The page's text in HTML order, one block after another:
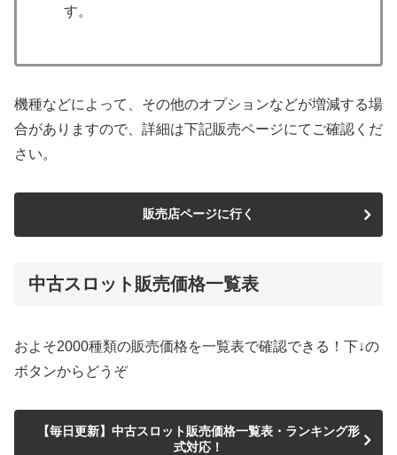
す。
機種などによって、その他のオプションなどが増減する場
合がありますので、詳細は下記販売ページにてご確認くだ
さい。
販売店ページに行く
中古スロット販売価格一覧表
およそ2000種類の販売価格を一覧表で確認できる！下↓の
ボタンからどうぞ
【毎日更新】中古スロット販売価格一覧表・ランキング形
式対応！